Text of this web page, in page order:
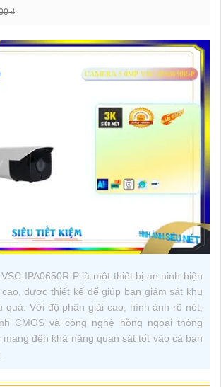
₫
IPA0650R-P là một thiết bị an ninh hiện
được thiết kế để giúp bạn giám sát khu
quả. Với độ phân giải cao, hình ảnh rõ nét,
CMOS và công nghệ hồng ngoại thông
mang đến khả năng quan sát tốt vào cả ban